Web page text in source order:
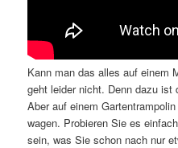
Kann man das alles auf einem
geht leider nicht. Denn dazu
Aber auf einem
wagen. Probieren Sie es
sein, was Sie schon nach nur